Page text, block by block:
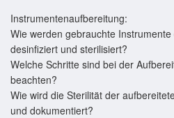
Instrumentenaufbereitung:
Wie werden gebrauchte
desinfiziert und sterilisiert?
Welche Schritte sind bei der
beachten?
Wie wird die Sterilität der
und dokumentiert?